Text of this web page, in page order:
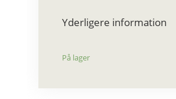
Yderligere information
På lager